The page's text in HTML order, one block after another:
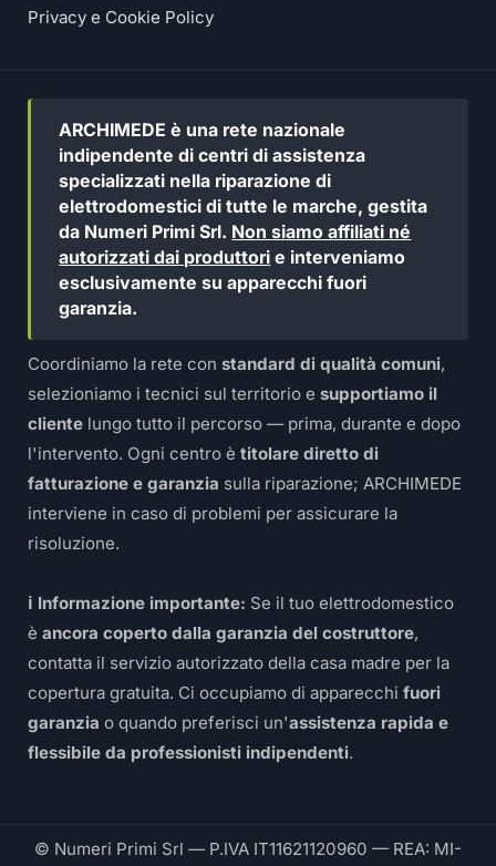
Privacy e Cookie Policy
ARCHIMEDE è una rete nazionale
indipendente di centri di assistenza
specializzati nella riparazione di
elettrodomestici di tutte le marche, gestita
da Numeri Primi Srl. Non siamo affiliati né
autorizzati dai produttori e interveniamo
esclusivamente su apparecchi fuori
garanzia.
Coordiniamo la rete constandard di qualità comuni,
selezioniamo i tecnici sul territorio esupportiamo il
cliente lungo tutto il percorso — prima, durante e dopo
l'intervento. Ogni centro ètitolare diretto di
fatturazione e garanzia sulla riparazione; ARCHIMEDE
interviene in caso di problemi per assicurare la
risoluzione.
ℹ️ Informazione importante: Se il tuo elettrodomestico
èancora coperto dalla garanzia del costruttore,
contatta il servizio autorizzato della casa madre per la
copertura gratuita. Ci occupiamo di apparecchifuori
garanzia o quando preferisci un'assistenza rapida e
flessibile da professionisti indipendenti.
© Numeri Primi Srl — P.IVA IT11621120960 — REA: MI-